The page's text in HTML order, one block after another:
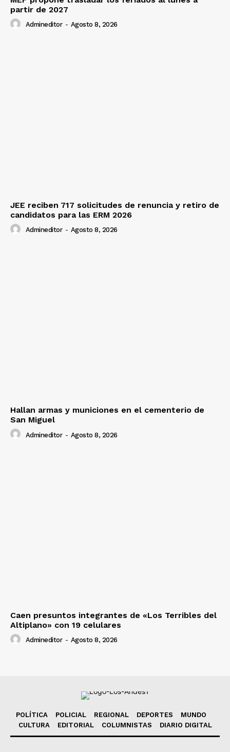
partir de 2027
Admineditor - Agosto 8, 2026
JEE reciben 717 solicitudes de renuncia y retiro de
candidatos para las ERM 2026
Admineditor - Agosto 8, 2026
Hallan armas y municiones en el cementerio de
San Miguel
Admineditor - Agosto 8, 2026
Caen presuntos integrantes de «Los Terribles del
Altiplano» con 19 celulares
Admineditor - Agosto 8, 2026
POLÍTICA POLICIAL REGIONAL DEPORTES
MUNDO
CULTURA
EDITORIAL COLUMNISTAS DIARIO DIGITAL